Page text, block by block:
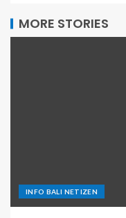
MORE STORIES
INFO BALI NETIZEN